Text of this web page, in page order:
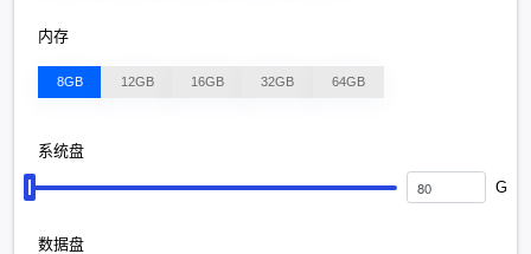
内存
8GB 12GB 16GB 32GB 64GB
系统盘
G
数据盘